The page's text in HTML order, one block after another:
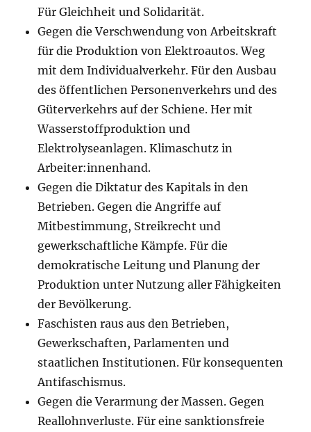
Für Gleichheit und Solidarität.
Gegen die Verschwendung von Arbeitskraft
für die Produktion von Elektroautos. Weg
mit dem Individualverkehr. Für den Ausbau
des öffentlichen Personenverkehrs und des
Güterverkehrs auf der Schiene. Her mit
Wasserstoffproduktion und
Elektrolyseanlagen. Klimaschutz in
Arbeiter:innenhand.
Gegen die Diktatur des Kapitals in den
Betrieben. Gegen die Angriffe auf
Mitbestimmung, Streikrecht und
gewerkschaftliche Kämpfe. Für die
demokratische Leitung und Planung der
Produktion unter Nutzung aller Fähigkeiten
der Bevölkerung.
Faschisten raus aus den Betrieben,
Gewerkschaften, Parlamenten und
staatlichen Institutionen. Für konsequenten
Antifaschismus.
Gegen die Verarmung der Massen. Gegen
Reallohnverluste. Für eine sanktionsfreie